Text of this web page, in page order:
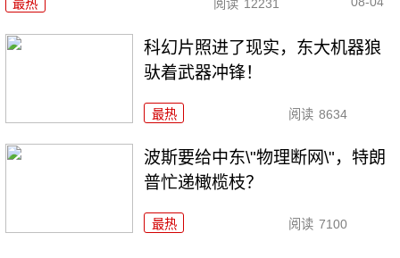
最热 阅读 12231
科幻片照进了现实，东大机器狼
驮着武器冲锋！
最热 阅读 8634
波斯要给中东\"物理断网\"，特朗
普忙递橄榄枝？
最热 阅读 7100